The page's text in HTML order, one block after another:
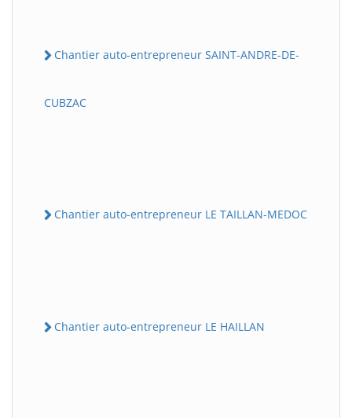
Chantier auto-entrepreneur SAINT-ANDRE-DE-
CUBZAC
Chantier auto-entrepreneur LE TAILLAN-MEDOC
Chantier auto-entrepreneur LE HAILLAN